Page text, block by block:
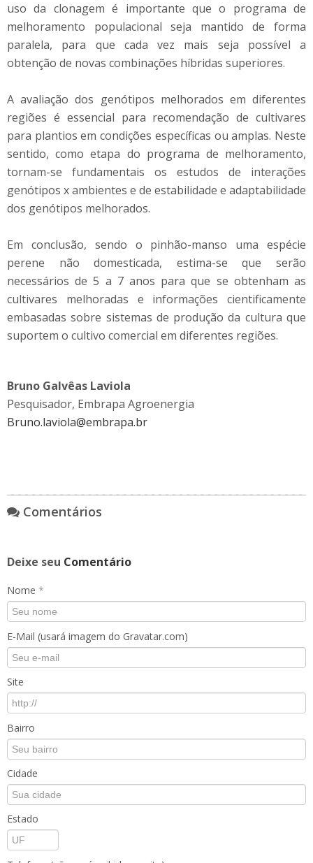
uso da clonagem é importante que o programa de
melhoramento populacional seja mantido de forma
paralela, para que cada vez mais seja possível a
obtenção de novas combinações híbridas superiores.
A avaliação dos genótipos melhorados em diferentes
regiões é essencial para recomendação de cultivares
para plantios em condições específicas ou amplas. Neste
sentido, como etapa do programa de melhoramento,
tornam-se fundamentais os estudos de interações
genótipos x ambientes e de estabilidade e adaptabilidade
dos genótipos melhorados.
Em conclusão, sendo o pinhão-manso uma espécie
perene não domesticada, estima-se que serão
necessários de 5 a 7 anos para que se obtenham as
cultivares melhoradas e informações cientificamente
embasadas sobre sistemas de produção da cultura que
suportem o cultivo comercial em diferentes regiões.
Bruno Galvêas Laviola
Pesquisador, Embrapa Agroenergia
Bruno.laviola@embrapa.br
Comentários
Deixe seu Comentário
Nome *
E-Mail (usará imagem do Gravatar.com)
Site
Bairro
Cidade
Estado